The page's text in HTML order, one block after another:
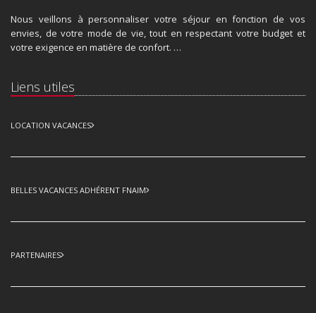
Nous veillons à personnaliser votre séjour en fonction de vos
envies, de votre mode de vie, tout en respectant votre budget et
votre exigence en matière de confort. …
Liens utiles
LOCATION VACANCES
BELLES VACANCES ADHÉRENT FNAIM
PARTENAIRES